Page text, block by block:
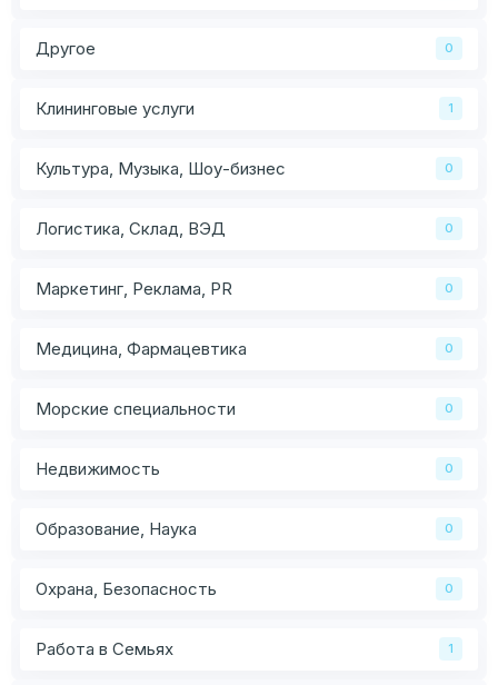
Другое 0
Клининговые услуги 1
Культура, Музыка, Шоу-бизнес 0
Логистика, Склад, ВЭД 0
Маркетинг, Реклама, PR 0
Медицина, Фармацевтика 0
Морские специальности 0
Недвижимость 0
Образование, Наука 0
Охрана, Безопасность 0
Работа в Семьях 1